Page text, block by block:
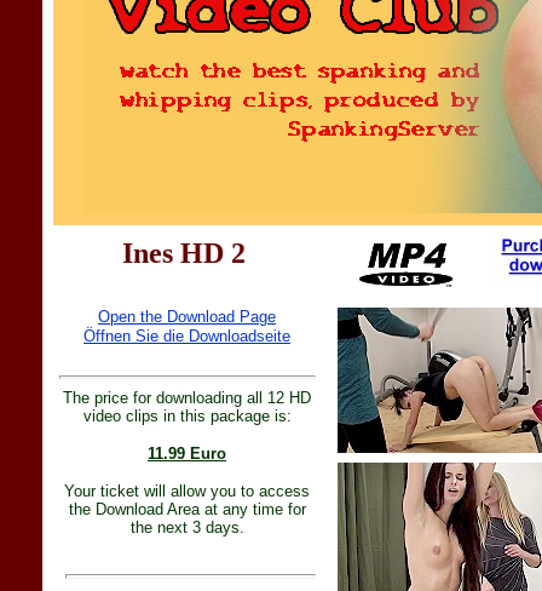
Ines HD 2
Open the Download Page
Öffnen Sie die Downloadseite
The price for downloading all 12 HD
video clips in this package is:
11.99 Euro
Your ticket will allow you to access
the Download Area at any time for
the next 3 days.